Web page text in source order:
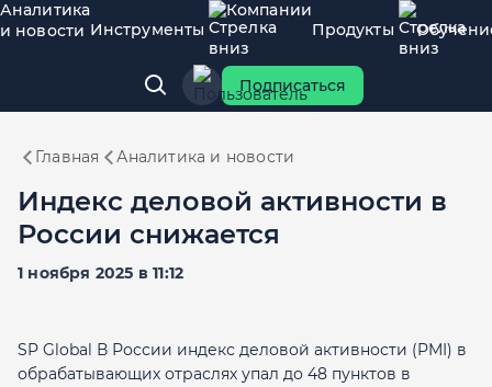
Аналитика
и новости Инструменты
Компании
Продукты
Подписаться
Главная Аналитика и новости
Индекс деловой активности в
России снижается
1 ноября 2025 в 11:12
SP Global В России индекс деловой активности (PMI) в
обрабатывающих отраслях упал до 48 пунктов в